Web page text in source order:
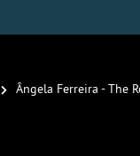
Ângela Ferreira - The